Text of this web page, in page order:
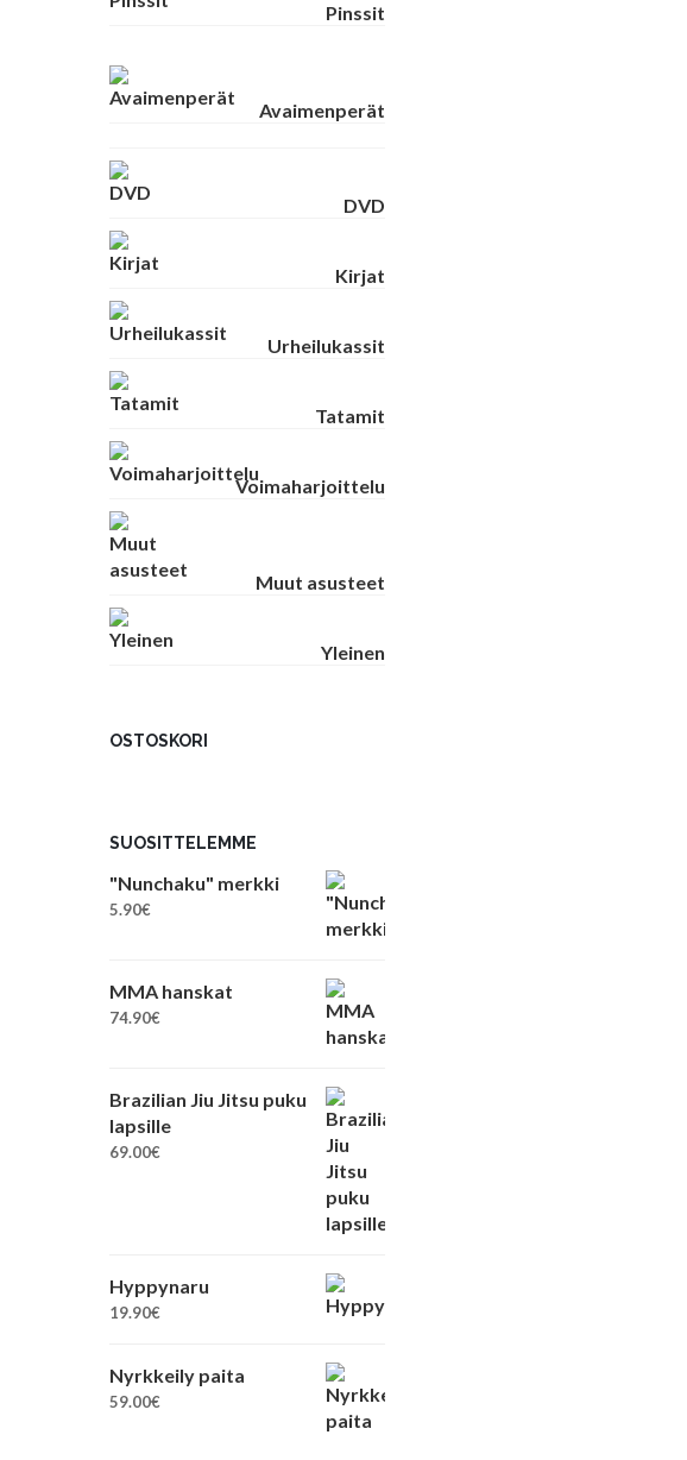
Pinssit
Avaimenperät
DVD
Kirjat
Urheilukassit
Tatamit
Voimaharjoittelu
Muut asusteet
Yleinen
OSTOSKORI
SUOSITTELEMME
"Nunchaku" merkki
5.90€
MMA hanskat
74.90€
Brazilian Jiu Jitsu puku
lapsille
69.00€
Hyppynaru
19.90€
Nyrkkeily paita
59.00€